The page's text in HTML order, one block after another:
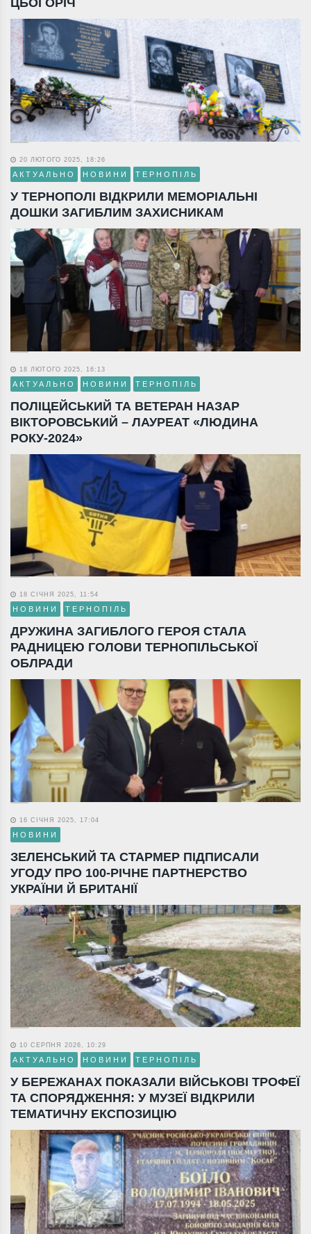
ЦЬОГОРІЧ
20 ЛЮТОГО 2025, 18:26
АКТУАЛЬНО НОВИНИ ТЕРНОПІЛЬ
У ТЕРНОПОЛІ ВІДКРИЛИ МЕМОРІАЛЬНІ
ДОШКИ ЗАГИБЛИМ ЗАХИСНИКАМ
18 ЛЮТОГО 2025, 16:13
АКТУАЛЬНО НОВИНИ ТЕРНОПІЛЬ
ПОЛІЦЕЙСЬКИЙ ТА ВЕТЕРАН НАЗАР
ВІКТОРОВСЬКИЙ – ЛАУРЕАТ «ЛЮДИНА
РОКУ-2024»
18 СІЧНЯ 2025, 11:54
НОВИНИ ТЕРНОПІЛЬ
ДРУЖИНА ЗАГИБЛОГО ГЕРОЯ СТАЛА
РАДНИЦЕЮ ГОЛОВИ ТЕРНОПІЛЬСЬКОЇ
ОБЛРАДИ
16 СІЧНЯ 2025, 17:04
НОВИНИ
ЗЕЛЕНСЬКИЙ ТА СТАРМЕР ПІДПИСАЛИ
УГОДУ ПРО 100-РІЧНЕ ПАРТНЕРСТВО
УКРАЇНИ Й БРИТАНІЇ
10 СЕРПНЯ 2026, 10:29
АКТУАЛЬНО НОВИНИ ТЕРНОПІЛЬ
У БЕРЕЖАНАХ ПОКАЗАЛИ ВІЙСЬКОВІ ТРОФЕЇ
ТА СПОРЯДЖЕННЯ: У МУЗЕЇ ВІДКРИЛИ
ТЕМАТИЧНУ ЕКСПОЗИЦІЮ